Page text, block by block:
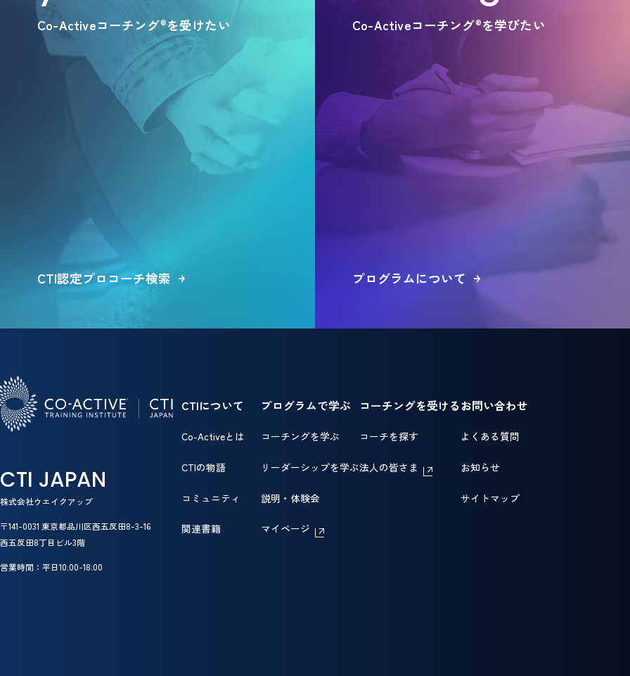
Co-Activeコーチング®を受けたい
CTI認定プロコーチ検索
Co-Activeコーチング®を学びたい
プログラムについて
CTI JAPAN
株式会社ウエイクアップ
〒141-0031 東京都品川区西五反田8-3-16
西五反田8丁目ビル3階
営業時間：平日10:00-18:00
CTIについて
Co-Activeとは
CTIの物語
コミュニティ
関連書籍
プログラムで学ぶ
コーチングを学ぶ
リーダーシップを学ぶ
説明・体験会
マイページ
コーチングを受ける
コーチを探す
法人の皆さま
お問い合わせ
よくある質問
お知らせ
サイトマップ